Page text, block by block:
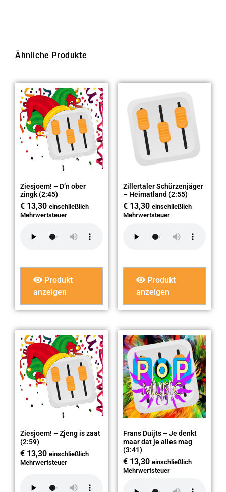
Ähnliche Produkte
Ziesjoem! – D’n ober
zingk (2:45)
€ 13,30 einschließlich
Mehrwertsteuer
Produkt
anzeigen
Zillertaler Schürzenjäger
– Heimatland (2:55)
€ 13,30 einschließlich
Mehrwertsteuer
Produkt
anzeigen
Ziesjoem! – Zjeng is zaat
(2:59)
€ 13,30 einschließlich
Mehrwertsteuer
Frans Duijts – Je denkt
maar dat je alles mag
(3:41)
€ 13,30 einschließlich
Mehrwertsteuer